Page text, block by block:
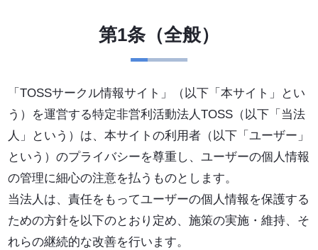
第1条（全般）
「TOSSサークル情報サイト」（以下「本サイト」とい
う）を運営する特定非営利活動法人TOSS（以下「当法
人」という）は、本サイトの利用者（以下「ユーザー」
という）のプライバシーを尊重し、ユーザーの個人情報
の管理に細心の注意を払うものとします。
当法人は、責任をもってユーザーの個人情報を保護する
ための方針を以下のとおり定め、施策の実施・維持、そ
れらの継続的な改善を行います。